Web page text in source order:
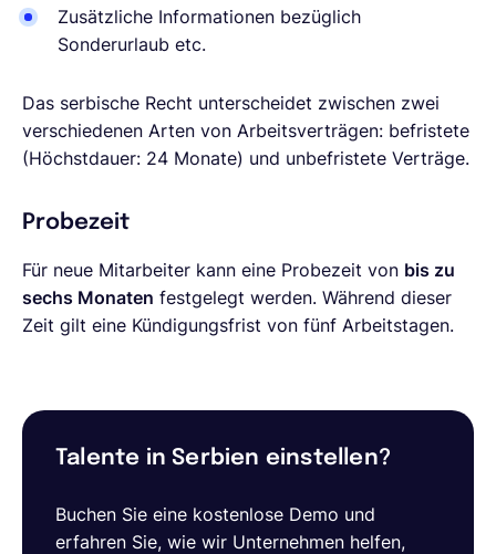
Zusätzliche Informationen bezüglich
Sonderurlaub etc.
Das serbische Recht unterscheidet zwischen zwei
verschiedenen Arten von Arbeitsverträgen: befristete
(Höchstdauer: 24 Monate) und unbefristete Verträge.
Probezeit
Für neue Mitarbeiter kann eine Probezeit von bis zu
sechs Monaten festgelegt werden. Während dieser
Zeit gilt eine Kündigungsfrist von fünf Arbeitstagen.
Talente in Serbien einstellen?
Buchen Sie eine kostenlose Demo und
erfahren Sie, wie wir Unternehmen helfen,